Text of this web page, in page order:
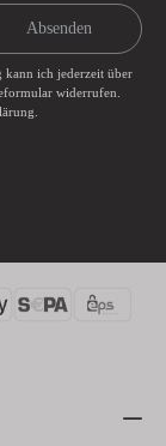
Absenden
kann ich jederzeit über
widerrufen.